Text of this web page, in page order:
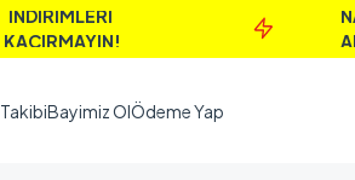
NAKİT
Bayimiz OlÖdeme Yap